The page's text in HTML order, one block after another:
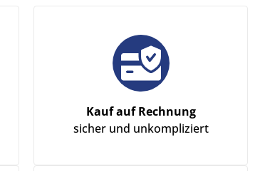
Kauf auf Rechnung
sicher und unkompliziert